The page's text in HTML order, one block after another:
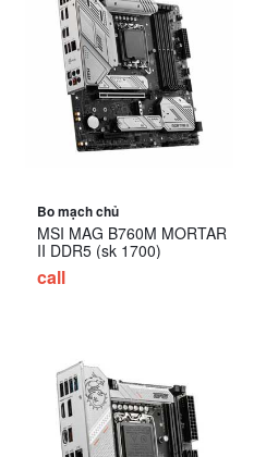
Bo mạch chủ
MSI MAG B760M MORTAR
II DDR5 (sk 1700)
call